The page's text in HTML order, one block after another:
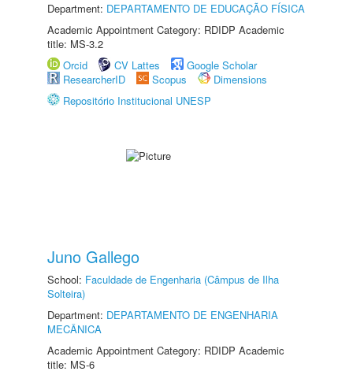
Department: DEPARTAMENTO DE EDUCAÇÃO FÍSICA
Academic Appointment Category: RDIDP Academic
title: MS-3.2
Orcid
CV Lattes
Google Scholar
ResearcherID
Scopus
Dimensions
Repositório Institucional UNESP
Juno Gallego
School: Faculdade de Engenharia (Câmpus de Ilha
Solteira)
Department: DEPARTAMENTO DE ENGENHARIA
MECÂNICA
Academic Appointment Category: RDIDP Academic
title: MS-6